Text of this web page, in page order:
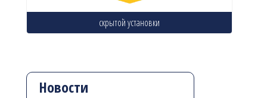
скрытой установки
Новости